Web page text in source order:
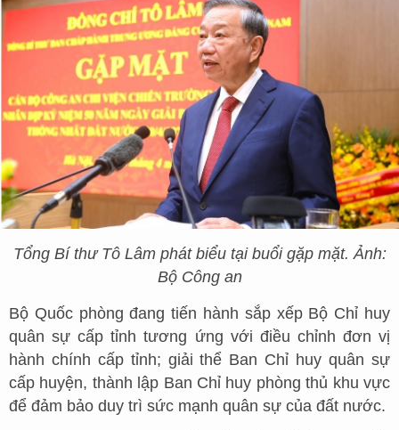
Tổng Bí thư Tô Lâm phát biểu tại buổi gặp mặt. Ảnh:
Bộ Công an
Bộ Quốc phòng đang tiến hành sắp xếp Bộ Chỉ huy
quân sự cấp tỉnh tương ứng với điều chỉnh đơn vị
hành chính cấp tỉnh; giải thể Ban Chỉ huy quân sự
cấp huyện, thành lập Ban Chỉ huy phòng thủ khu vực
để đảm bảo duy trì sức mạnh quân sự của đất nước.